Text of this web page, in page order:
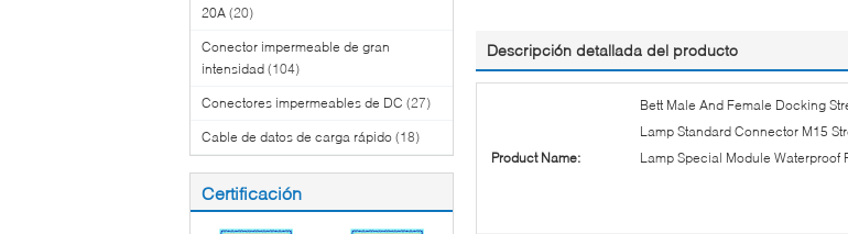
20A (20)
Conector impermeable de gran
intensidad (104)
Conectores impermeables de DC (27)
Cable de datos de carga rápido (18)
Certificación
Descripción detallada del producto
Product Name:
Bett Male And Female Docking
Lamp Standard Connector M15
Lamp Special Module Waterproof